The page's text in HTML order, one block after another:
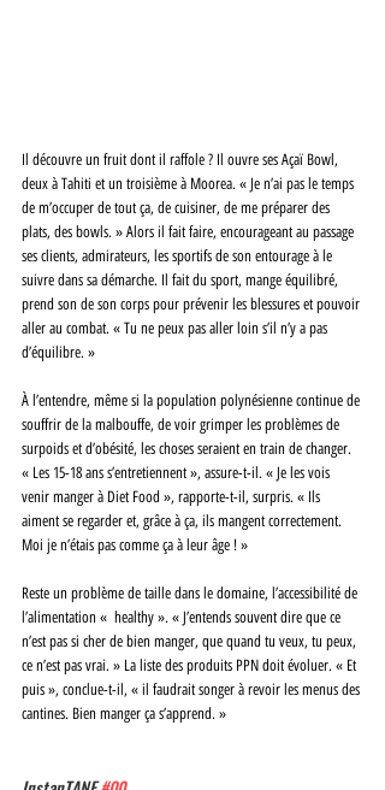
Il découvre un fruit dont il raffole ? Il ouvre ses Açaï Bowl,
deux à Tahiti et un troisième à Moorea. « Je n’ai pas le temps
de m’occuper de tout ça, de cuisiner, de me préparer des
plats, des bowls. » Alors il fait faire, encourageant au passage
ses clients, admirateurs, les sportifs de son entourage à le
suivre dans sa démarche. Il fait du sport, mange équilibré,
prend son de son corps pour prévenir les blessures et pouvoir
aller au combat. « Tu ne peux pas aller loin s’il n’y a pas
d’équilibre. »
À l’entendre, même si la population polynésienne continue de
souffrir de la malbouffe, de voir grimper les problèmes de
surpoids et d’obésité, les choses seraient en train de changer.
« Les 15-18 ans s’entretiennent », assure-t-il. « Je les vois
venir manger à Diet Food », rapporte-t-il, surpris. « Ils
aiment se regarder et, grâce à ça, ils mangent correctement.
Moi je n’étais pas comme ça à leur âge ! »
Reste un problème de taille dans le domaine, l’accessibilité de
l’alimentation «  healthy ». « J’entends souvent dire que ce
n’est pas si cher de bien manger, que quand tu veux, tu peux,
ce n’est pas vrai. » La liste des produits PPN doit évoluer. « Et
puis », conclue-t-il, « il faudrait songer à revoir les menus des
cantines. Bien manger ça s’apprend. »